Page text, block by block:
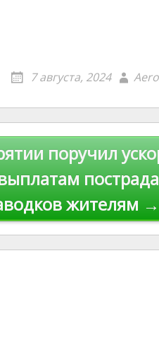
7 августа, 2024
поручил
жителям →